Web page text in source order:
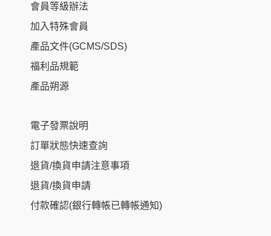
會員等級辦法
加入特殊會員
產品文件(GCMS/SDS)
福利品規範
產品朔源
電子發票說明
訂單狀態快速查詢
退貨/換貨申請注意事項
退貨/換貨申請
付款確認(銀行轉帳已轉帳通知)